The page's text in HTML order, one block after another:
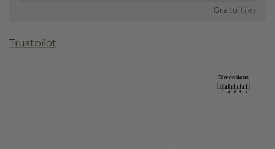
Gratuit(e)
Trustpilot